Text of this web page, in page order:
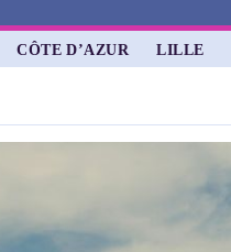
CÔTE D’AZUR LILLE